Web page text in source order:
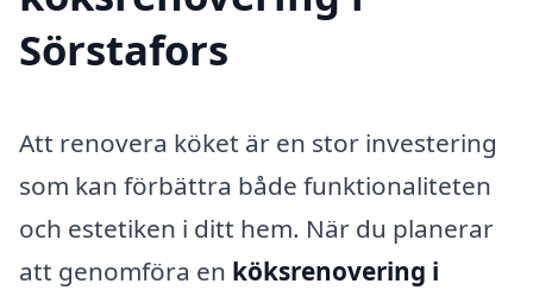
Sörstafors
Att renovera köket är en stor investering
som kan förbättra både funktionaliteten
och estetiken i ditt hem. När du planerar
att genomföra en köksrenovering i